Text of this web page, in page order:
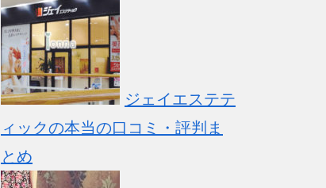
ジェイエステテ
ィックの本当の口コミ・評判ま
とめ